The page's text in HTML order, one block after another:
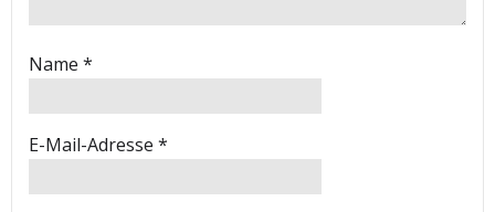
Name *
E-Mail-Adresse *